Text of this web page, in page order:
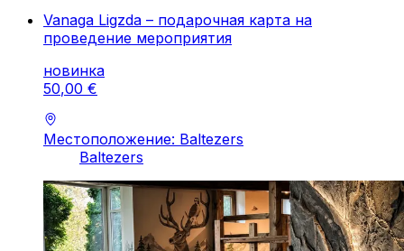
Vanaga Ligzda – подарочная карта на
проведение мероприятия
новинка
50,00 €
Местоположение: Baltezers
Baltezers